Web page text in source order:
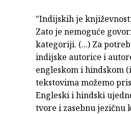
"Indijskih je
Zato je nemoguće
kategoriji. (...) Za
indijske autorice i
engleskom i hindskom
tekstovima možemo
Engleski i hindski
tvore i zasebnu